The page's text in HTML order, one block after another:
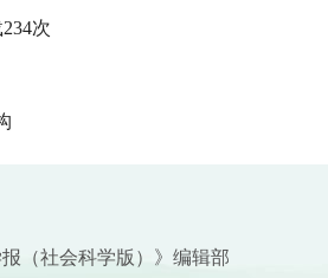
234次
（社会科学版）》编辑部